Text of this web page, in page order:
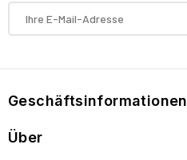
Geschäftsinformationen
Über